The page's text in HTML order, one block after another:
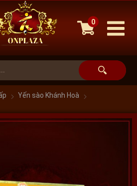
0
Yến sào Khánh Hoà